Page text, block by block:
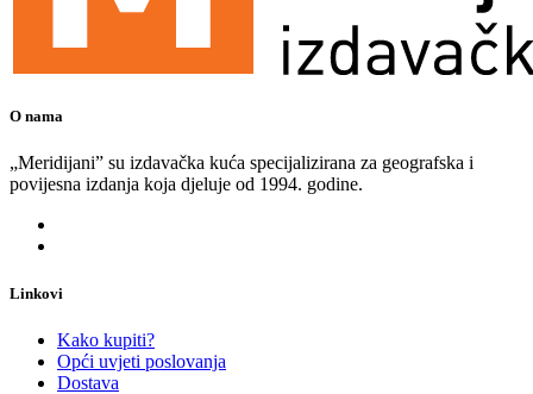
O nama
„Meridijani” su izdavačka kuća specijalizirana za geografska i
povijesna izdanja koja djeluje od 1994. godine.
Linkovi
Kako kupiti?
Opći uvjeti poslovanja
Dostava